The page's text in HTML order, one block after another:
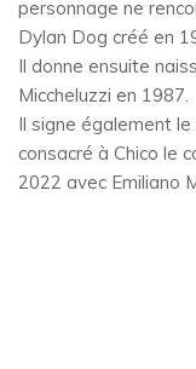
personnage ne
Dylan Dog créé en
Il donne ensuite
Miccheluzzi en 1987.
Il signe également le
consacré à Chico le
2022 avec Emiliano